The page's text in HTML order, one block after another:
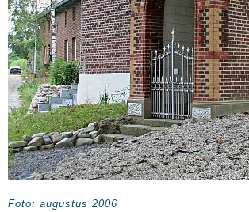
Foto: augustus 2006